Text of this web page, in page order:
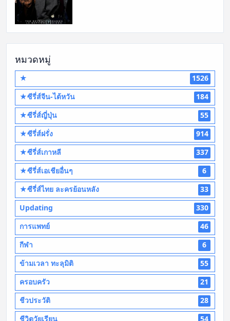
หมวดหมู่
★
1526
★ซีรี่ส์จีน-ไต้หวัน
184
★ซีรี่ส์ญี่ปุ่น
55
★ซีรี่ส์ฝรั่ง
914
★ซีรี่ส์เกาหลี
337
★ซีรี่ส์เอเชียอื่นๆ
6
★ซีรี่ส์ไทย ละครย้อนหลัง
33
Updating
330
การแพทย์
46
กีฬา
6
ข้ามเวลา ทะลุมิติ
55
ครอบครัว
21
ชีวประวัติ
28
ชีวิตวัยเรียน
54